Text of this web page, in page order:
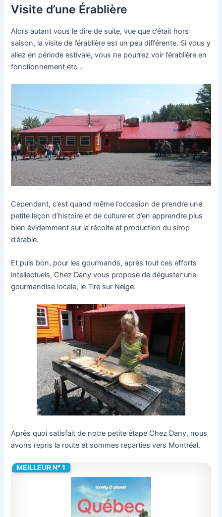
Visite d’une Érablière
Alors autant vous le dire de suite, vue que c’était hors
saison, la visite de l’érablière est un peu différente. Si vous y
allez en période estivale, vous ne pourrez voir l’érablière en
fonctionnement etc ..
Cependant, c’est quand même l’occasion de prendre une
petite leçon d’histoire et de culture et d’en apprendre plus
bien évidemment sur la récolte et production du sirop
d’érable.
Et puis bon, pour les gourmands, après tout ces efforts
intellectuels, Chez Dany vous propose de déguster une
gourmandise locale, le Tire sur Neige.
Après quoi satisfait de notre petite étape Chez Dany, nous
avons repris la route et sommes reparties vers Montréal.
MEILLEUR N° 1